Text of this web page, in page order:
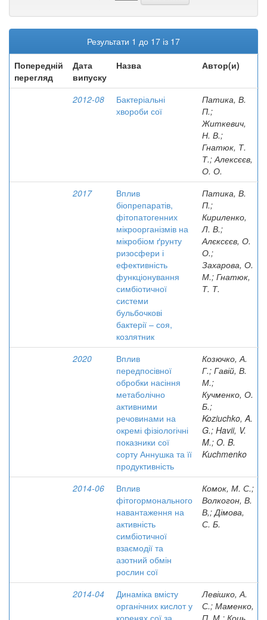
Результати 1 до 17 із 17
Попередній
перегляд
Дата
випуску
Назва Автор(и)
2012-08
Бактеріальні
хвороби сої
Патика, В.
П.;
Житкевич,
Н. В.;
Гнатюк, Т.
Т.; Алексєєв,
О. О.
2017
Вплив
біопрепаратів,
фітопатогенних
мікроорганізмів на
мікробіом ґрунту
ризосфери і
ефективність
функціонування
симбіотичної
системи
бульбочкові
бактерії – соя,
козлятник
Патика, В.
П.;
Кириленко,
Л. В.;
Алєксєєв, О.
О.;
Захарова, О.
М.; Гнатюк,
Т. Т.
2020
Вплив
передпосівної
обробки насіння
метаболічно
активними
речовинами на
окремі фізіологічні
показники сої
сорту Аннушка та її
продуктивність
Козючко, А.
Г.; Гавій, В.
М.;
Кучменко, О.
Б.;
Koziuchko, A.
G.; Havii, V.
M.; O. B.
Kuchmenko
2014-06
Вплив
фітогормонального
навантаження на
активність
симбіотичної
взаємодії та
азотний обмін
рослин сої
Комок, М. С.;
Волкогон, В.
В,; Дімова,
С. Б.
2014-04
Динаміка вмісту
органічних кислот у
коренях сої за
Левішко, А.
С.; Маменко,
П. М.; Коць,